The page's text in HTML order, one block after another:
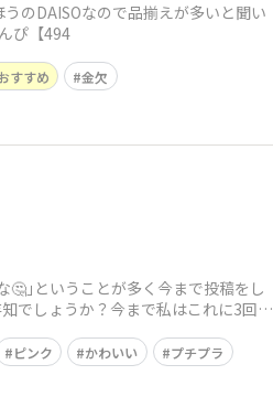
のDAISOなので品揃えが多いと聞い
ぴ【494
すすめ 金欠
🤔｣ということが多く今まで投稿をし
でしょうか？今まで私はこれに3回お
ピンク かわいい プチプラ